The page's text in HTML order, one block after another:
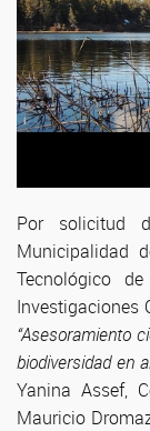
Por solicitud
Municipalidad
Tecnológico
Investigaciones
“Asesoramiento
biodiversidad en
Yanina Assef,
Mauricio